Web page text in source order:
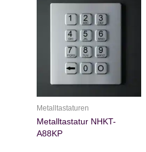
Metalltastaturen
Metalltastatur NHKT-
A88KP